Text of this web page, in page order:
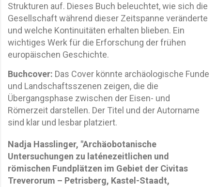
Strukturen auf. Dieses Buch beleuchtet, wie sich die
Gesellschaft während dieser Zeitspanne veränderte
und welche Kontinuitäten erhalten blieben. Ein
wichtiges Werk für die Erforschung der frühen
europäischen Geschichte.
Buchcover: Das Cover könnte archäologische Funde
und Landschaftsszenen zeigen, die die
Übergangsphase zwischen der Eisen- und
Römerzeit darstellen. Der Titel und der Autorname
sind klar und lesbar platziert.
Nadja Hasslinger, "Archäobotanische
Untersuchungen zu laténezeitlichen und
römischen Fundplätzen im Gebiet der Civitas
Treverorum – Petrisberg, Kastel-Staadt,